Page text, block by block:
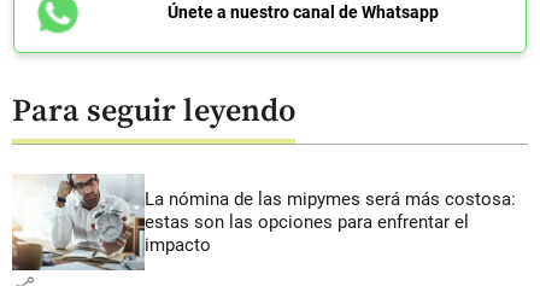
Únete a nuestro canal de Whatsapp
Para seguir leyendo
La nómina de las mipymes será más costosa:
estas son las opciones para enfrentar el
impacto